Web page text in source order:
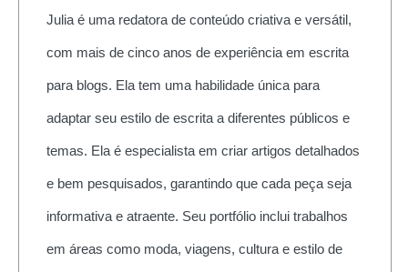
Julia é uma redatora de conteúdo criativa e versátil,
com mais de cinco anos de experiência em escrita
para blogs. Ela tem uma habilidade única para
adaptar seu estilo de escrita a diferentes públicos e
temas. Ela é especialista em criar artigos detalhados
e bem pesquisados, garantindo que cada peça seja
informativa e atraente. Seu portfólio inclui trabalhos
em áreas como moda, viagens, cultura e estilo de